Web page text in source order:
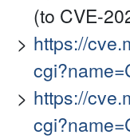
(to CVE-
https://
https://